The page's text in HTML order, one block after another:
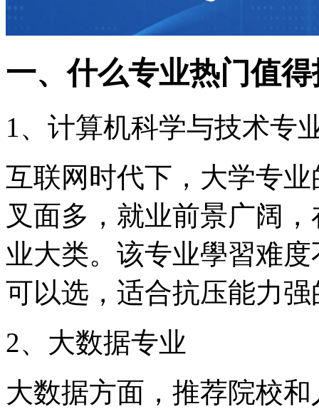
一、什么专业热门值
1、计算机科学与技术专
互联网时代下，大学专
叉面多，就业前景广阔
业大类。该专业學習难
可以选，适合抗压能力
2、大数据专业
大数据方面，推荐院校